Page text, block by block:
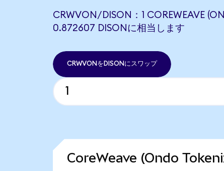
CRWVON/DISON：1 COREWEAVE
0.872607 DISONに相当します
CRWVONをDISONにスワップ
CoreWeave (Ondo